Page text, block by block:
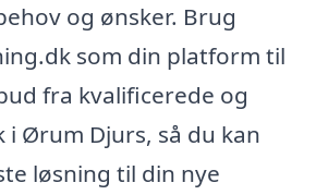
og ønsker. Brug
som din platform til
fra kvalificerede og
Ørum Djurs, så du kan
løsning til din nye